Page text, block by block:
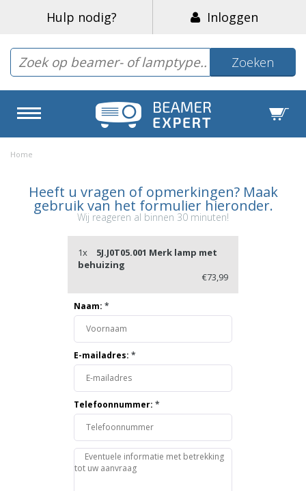
Hulp nodig? Inloggen
Zoeken
Home
Heeft u vragen of opmerkingen? Maak
gebruik van het formulier hieronder.
Wij reageren al binnen 30 minuten!
1x
5J.J0T05.001 Merk lamp met
behuizing
€73,99
Naam: *
E-mailadres: *
Telefoonnummer: *